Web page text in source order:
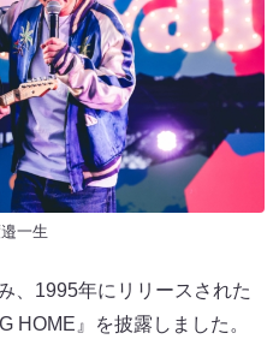
一生
、1995年にリリースされた
HOME』を披露しました。